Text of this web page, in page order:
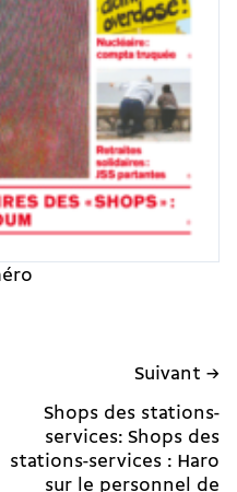
Suivant →
Shops des stations-
services: Shops des
stations-services : Haro
sur le personnel de